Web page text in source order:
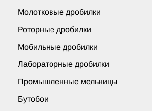
Молотковые дробилки
Роторные дробилки
Мобильные дробилки
Лабораторные дробилки
Промышленные мельницы
Бутобои